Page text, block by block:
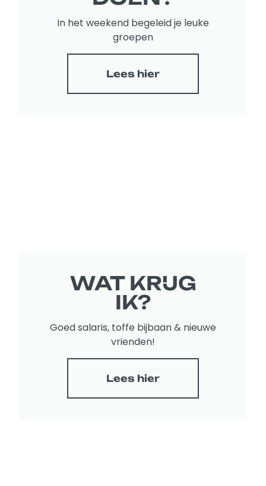
In het weekend begeleid je leuke
groepen
Lees hier
WAT KRIJG
IK?
Goed salaris, toffe bijbaan & nieuwe
vrienden!
Lees hier